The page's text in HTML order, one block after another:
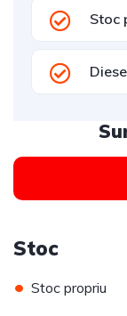
Stoc
Stoc
• Stoc propriu